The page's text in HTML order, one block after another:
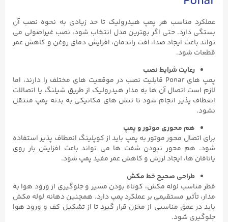
عملکرد مناسب هر پمپ هیدرولیک تا حد زیادی به نحوه نصب آن
بستگی دارد. حتی اگر بهترین مدل انتخاب شود، نصب غیراصولی می‌
تواند باعث ایجاد صدا، افت راندمان، افزایش دمای روغن و کاهش عمر
قطعات شود.
رعایت شرایط نصب
پمپ ‌های Ponar قابلیت نصب در موقعیت‌ های مختلف را دارند، اما
لازم است اتصال آن‌ ها به مدار هیدرولیک از طریق شیلنگ یا اتصالات
انعطاف ‌پذیر انجام شود تا تنش ‌های مکانیکی به بدنه پمپ منتقل
نشود.
هم‌ محوری موتور و پمپ
برای اتصال محور موتور به پمپ باید از کوپلینگ انعطاف ‌پذیر استفاده
شود. هم ‌محور نبودن شفت‌ ها می‌ تواند باعث افزایش بار روی
یاتاقان‌ ها، ایجاد لرزش و کاهش عمر مفید پمپ شود.
طراحی صحیح خط مکش
قطر مناسب لوله مکش، کوتاه بودن مسیر و جلوگیری از ورود هوا به
مدار، تأثیر مستقیمی بر عملکرد پمپ دارد. همچنین دهانه لوله مکش
باید در عمق مناسبی از مخزن قرار گیرد تا از تشکیل کف و ورود هوا
جلوگیری شود.